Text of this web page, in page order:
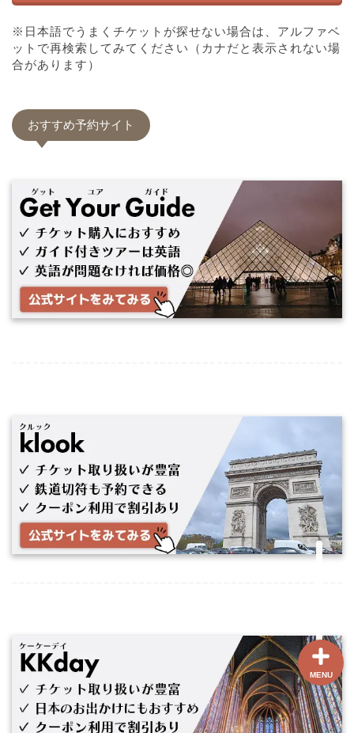
※日本語でうまくチケットが探せない場合は、アルファベ
ットで再検索してみてください（カナだと表示されない場
合があります）
おすすめ予約サイト
MENU
ホーム
【最新版】パリ治安情報
当サイト限定クーポン
フランスボックスについ